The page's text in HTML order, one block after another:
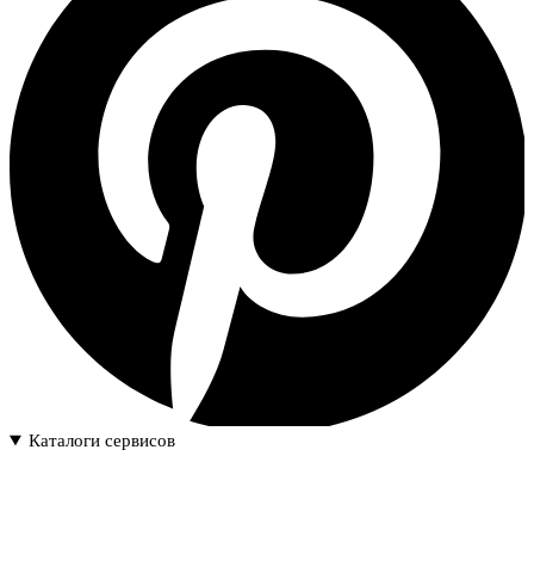
Каталоги сервисов